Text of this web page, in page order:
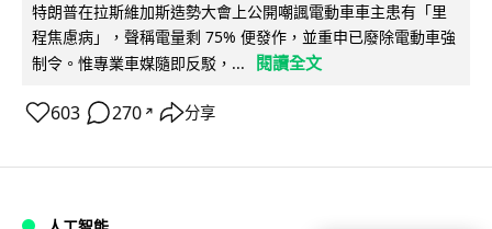
特朗普在拉斯維加斯造勢大會上公開嘲諷電動車車主患有「里
程焦慮病」，聲稱電量剩 75% 便發作，並重申已廢除電動車強
制令。惟專業車媒隨即反駁，...
閱讀全文
603 270 ↗ 分享